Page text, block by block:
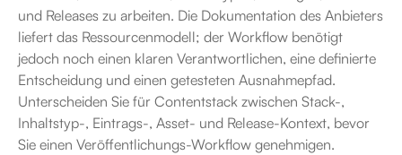
und Releases zu arbeiten. Die Dokumentation des Anbieters
liefert das Ressourcenmodell; der Workflow benötigt
jedoch noch einen klaren Verantwortlichen, eine definierte
Entscheidung und einen getesteten Ausnahmepfad.
Unterscheiden Sie für Contentstack zwischen Stack-,
Inhaltstyp-, Eintrags-, Asset- und Release-Kontext, bevor
Sie einen Veröffentlichungs-Workflow genehmigen.